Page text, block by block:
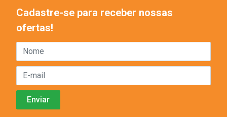
Cadastre-se para receber nossas
ofertas!